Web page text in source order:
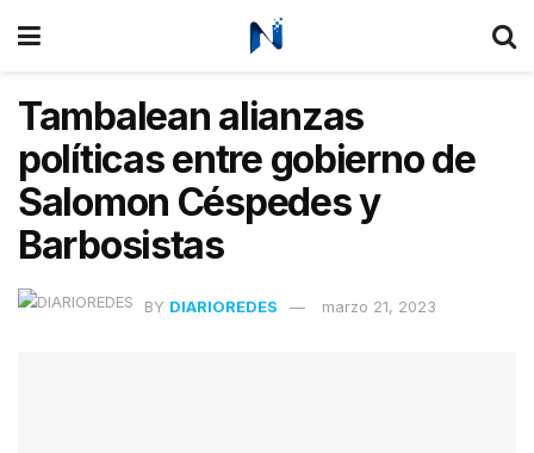
Tambalean alianzas
políticas entre gobierno de
Salomon Céspedes y
Barbosistas
BY DIARIOREDES marzo 21, 2023